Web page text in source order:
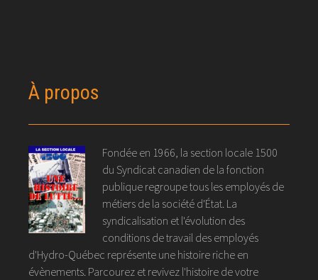
À propos
Fondée en 1966, la section locale 1500
du Syndicat canadien de la fonction
publique regroupe tous les employés de
métiers de la société d'État. La
syndicalisation et l'évolution des
conditions de travail des employés
d'Hydro-Québec représente une histoire riche en
évènements. Parcourez et revivez l'histoire de votre